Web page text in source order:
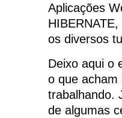
Aplicações
os diversos
Deixo aqui o
o que acham
trabalhando.
de algumas